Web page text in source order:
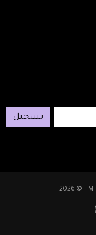
تسجيل
2026 © TM